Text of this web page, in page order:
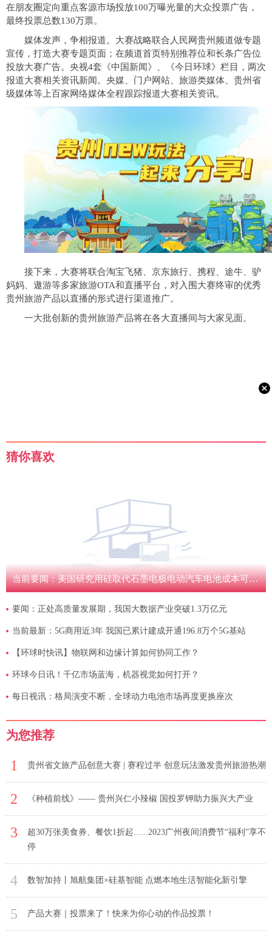
在朋友圈定向重点客源市场投放100万曝光量的大众投票广告，
最终投票总数130万票。
媒体发声 ， 争相报道。 大赛战略联合人民网贵州频道做专题
宣传，打造大赛专题页面；在频道首页特别推荐位和长条广告位
投放大赛广告。央视4套《中国新闻》、《今日环球》栏目，两次
报道大赛相关资讯新闻。央媒、门户网站、旅游类媒体、贵州省
级媒体等上百家网络媒体全程跟踪报道大赛相关资讯。
接下来，大赛将联合淘宝飞猪、京东旅行、携程、途牛、驴
妈妈、遨游等多家旅游OTA和直播平台，对入围大赛终审的优秀
贵州旅游产品以直播的形式进行渠道推广。
一大批创新的贵州旅游产品将在各大直播间与大家见面。
猜你喜欢
当前要闻：美国研究用硅取代石墨电极电动汽车电池成本可降三成
要闻：正处高质量发展期，我国大数据产业突破1.3万亿元
当前最新：5G商用近3年 我国已累计建成开通196.8万个5G基站
【环球时快讯】物联网和边缘计算如何协同工作？
环球今日讯！千亿市场蓝海，机器视觉如何打开？
每日视讯：格局演变不断，全球动力电池市场再度更换座次
为您推荐
1 贵州省文旅产品创意大赛 | 赛程过半 创意玩法激发贵州旅游热潮
2 《种植前线》—— 贵州兴仁小辣椒 国投罗钾助力振兴大产业
3
超30万张美食券、餐饮1折起......2023广州夜间消费节“福利”享不
停
4 数智加持丨旭航集团×硅基智能 点燃本地生活智能化新引擎
5 产品大赛｜投票来了！快来为你心动的作品投票！